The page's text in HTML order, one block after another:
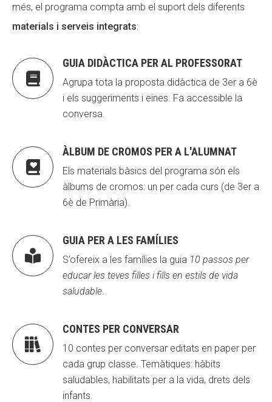
més, el programa compta amb el suport dels diferents
materials i serveis integrats:

GUIA DIDÀCTICA PER AL PROFESSORAT
Agrupa tota la proposta didàctica de 3er a 6è
i els suggeriments i eines. Fa accessible la
conversa.

ÀLBUM DE CROMOS PER A L'ALUMNAT
Els materials bàsics del programa són els
àlbums de cromos: un per cada curs (de 3er a
6è de Primària).

GUIA PER A LES FAMÍLIES
S’ofereix a les famílies la guia 10 passos per
educar les teves filles i fills en estils de vida
saludable.

CONTES PER CONVERSAR
10 contes per conversar editats en paper per
cada grup classe. Temàtiques: hàbits
saludables, habilitats per a la vida, drets dels
infants.